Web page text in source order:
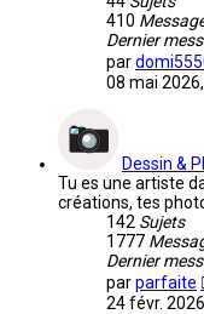
410
Dernier
par
08 mai
Dessin &
Tu es une artiste
créations, tes
142 Sujets
1777
Dernier
parparfaite
24 févr.